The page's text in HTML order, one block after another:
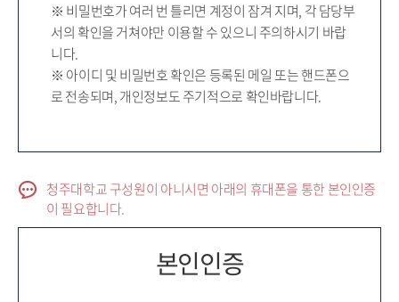
※ 비밀번호가 여러 번 틀리면 계정이 잠겨 지며, 각 담당부
서의 확인을 거쳐야만 이용할 수 있으니 주의하시기 바랍
니다.
※ 아이디 및 비밀번호 확인은 등록된 메일 또는 핸드폰으
로 전송되며, 개인정보도 주기적으로 확인바랍니다.
청주대학교 구성원이 아니시면 아래의 휴대폰을 통한 본인인증
이 필요합니다.
본인인증